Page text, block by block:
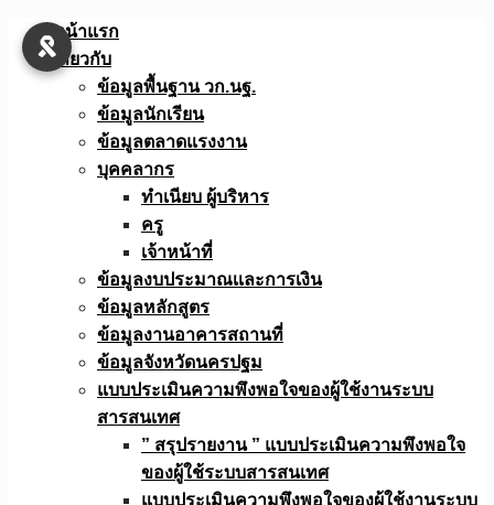
Skip
หน้าแรก
เกี่ยวกับ
ข้อมูลพื้นฐาน วก.นฐ.
ข้อมูลนักเรียน
ข้อมูลตลาดแรงงาน
บุคคลากร
ทำเนียบ ผู้บริหาร
ครู
เจ้าหน้าที่
ข้อมูลงบประมาณเเละการเงิน
ข้อมูลหลักสูตร
ข้อมูลงานอาคารสถานที่
ข้อมูลจังหวัดนครปฐม
แบบประเมินความพึงพอใจของผู้ใช้งานระบบ
สารสนเทศ
” สรุปรายงาน ” แบบประเมินความพึงพอใจ
ของผู้ใช้ระบบสารสนเทศ
แบบประเมินความพึงพอใจของผู้ใช้งานระบบ